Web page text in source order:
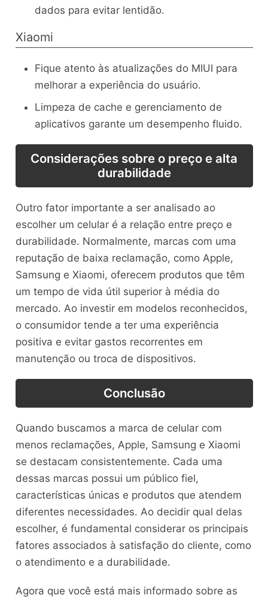
dados para evitar lentidão.
Xiaomi
Fique atento às atualizações do MIUI para
melhorar a experiência do usuário.
Limpeza de cache e gerenciamento de
aplicativos garante um desempenho fluido.
Considerações sobre o preço e alta
durabilidade
Outro fator importante a ser analisado ao
escolher um celular é a relação entre preço e
durabilidade. Normalmente, marcas com uma
reputação de baixa reclamação, como Apple,
Samsung e Xiaomi, oferecem produtos que têm
um tempo de vida útil superior à média do
mercado. Ao investir em modelos reconhecidos,
o consumidor tende a ter uma experiência
positiva e evitar gastos recorrentes em
manutenção ou troca de dispositivos.
Conclusão
Quando buscamos a marca de celular com
menos reclamações, Apple, Samsung e Xiaomi
se destacam consistentemente. Cada uma
dessas marcas possui um público fiel,
características únicas e produtos que atendem
diferentes necessidades. Ao decidir qual delas
escolher, é fundamental considerar os principais
fatores associados à satisfação do cliente, como
o atendimento e a durabilidade.
Agora que você está mais informado sobre as